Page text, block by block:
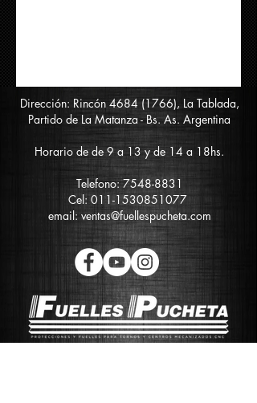
Dirección: Rincón 4684 (1766), La Tablada,
Partido de La Matanza - Bs. As. Argentina
Horario de de 9 a 13 y de 14 a 18hs.
Telefono:7548-8831
Cel:011-1530851077
email: ventas@fuellespucheta.com